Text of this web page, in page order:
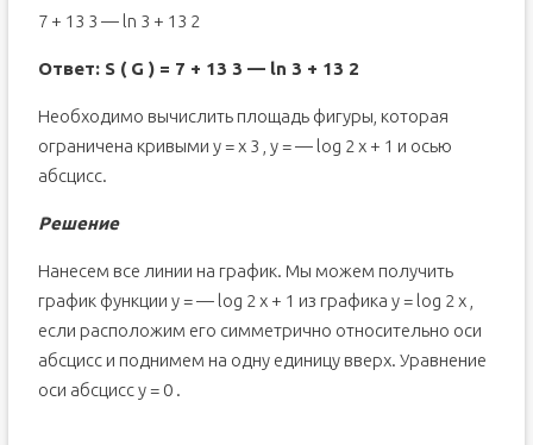
7 + 13 3 — ln 3 + 13 2
Ответ: S ( G ) = 7 + 13 3 — ln 3 + 13 2
Необходимо вычислить площадь фигуры, которая
ограничена кривыми y = x 3 , y = — log 2 x + 1 и осью
абсцисс.
Решение
Нанесем все линии на график. Мы можем получить
график функции y = — log 2 x + 1 из графика y = log 2 x ,
если расположим его симметрично относительно оси
абсцисс и поднимем на одну единицу вверх. Уравнение
оси абсцисс у = 0 .